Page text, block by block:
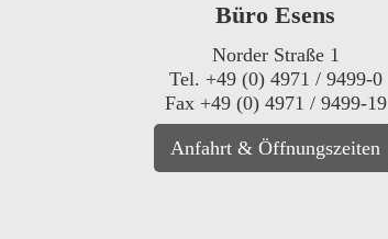
Büro Esens
Norder Straße 1
Tel. +49 (0) 4971 / 9499-0
Fax +49 (0) 4971 / 9499-19
Anfahrt & Öffnungszeiten